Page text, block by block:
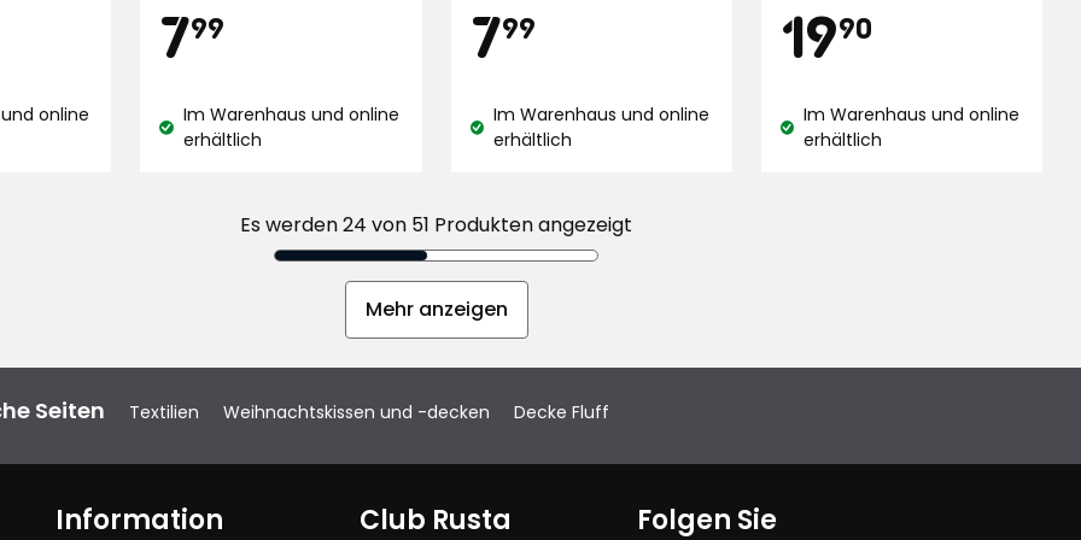
online
5
Sternen,
auf
1415
Preis
799
€
Lagerbestand:
Im Warenhaus und online
erhältlich
5
Sternen,
auf
1415
Preis
7997,99
€
Lagerbestand:
Im Warenhaus und online
erhältlich
5
Sternen,
auf
1093
Preis
199019,90
€
Lagerbestand:
Im Warenhaus und online
erhältlich
Es werden 24 von 51 Produkten angezeigt
Mehr anzeigen
Seiten Textilien Weihnachtskissen und -decken Decke Fluff
Information Club Rusta Folgen Sie